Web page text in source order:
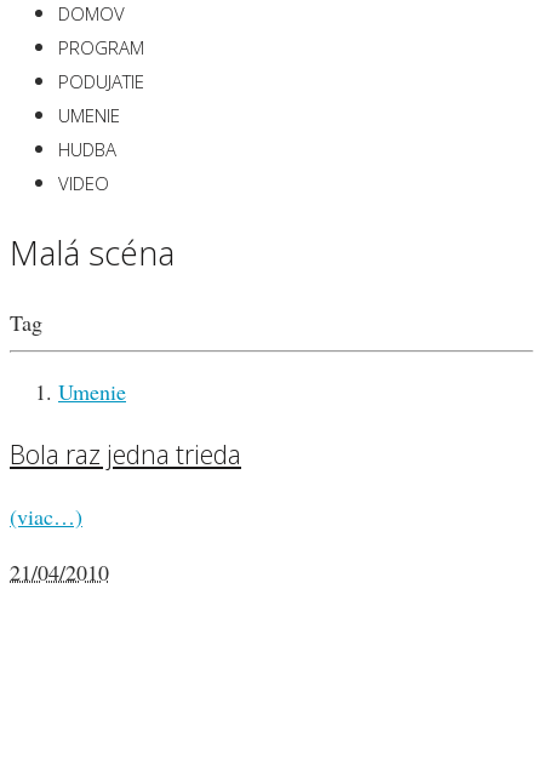
DOMOV
PROGRAM
PODUJATIE
UMENIE
HUDBA
VIDEO
Malá scéna
Tag
Umenie
Bola raz jedna trieda
(viac…)
21/04/2010